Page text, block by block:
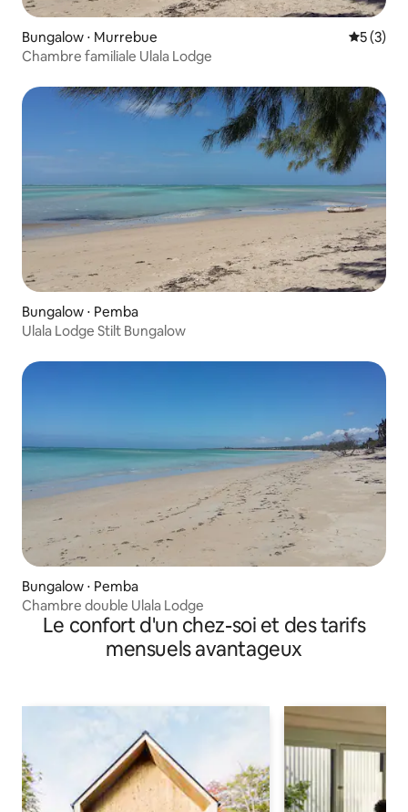
Bungalow ⋅ Murrebue
5 (3)
Chambre familiale Ulala Lodge
Bungalow ⋅ Pemba
Ulala Lodge Stilt Bungalow
Bungalow ⋅ Pemba
Chambre double Ulala Lodge
Le confort d'un chez-soi et des tarifs
mensuels avantageux